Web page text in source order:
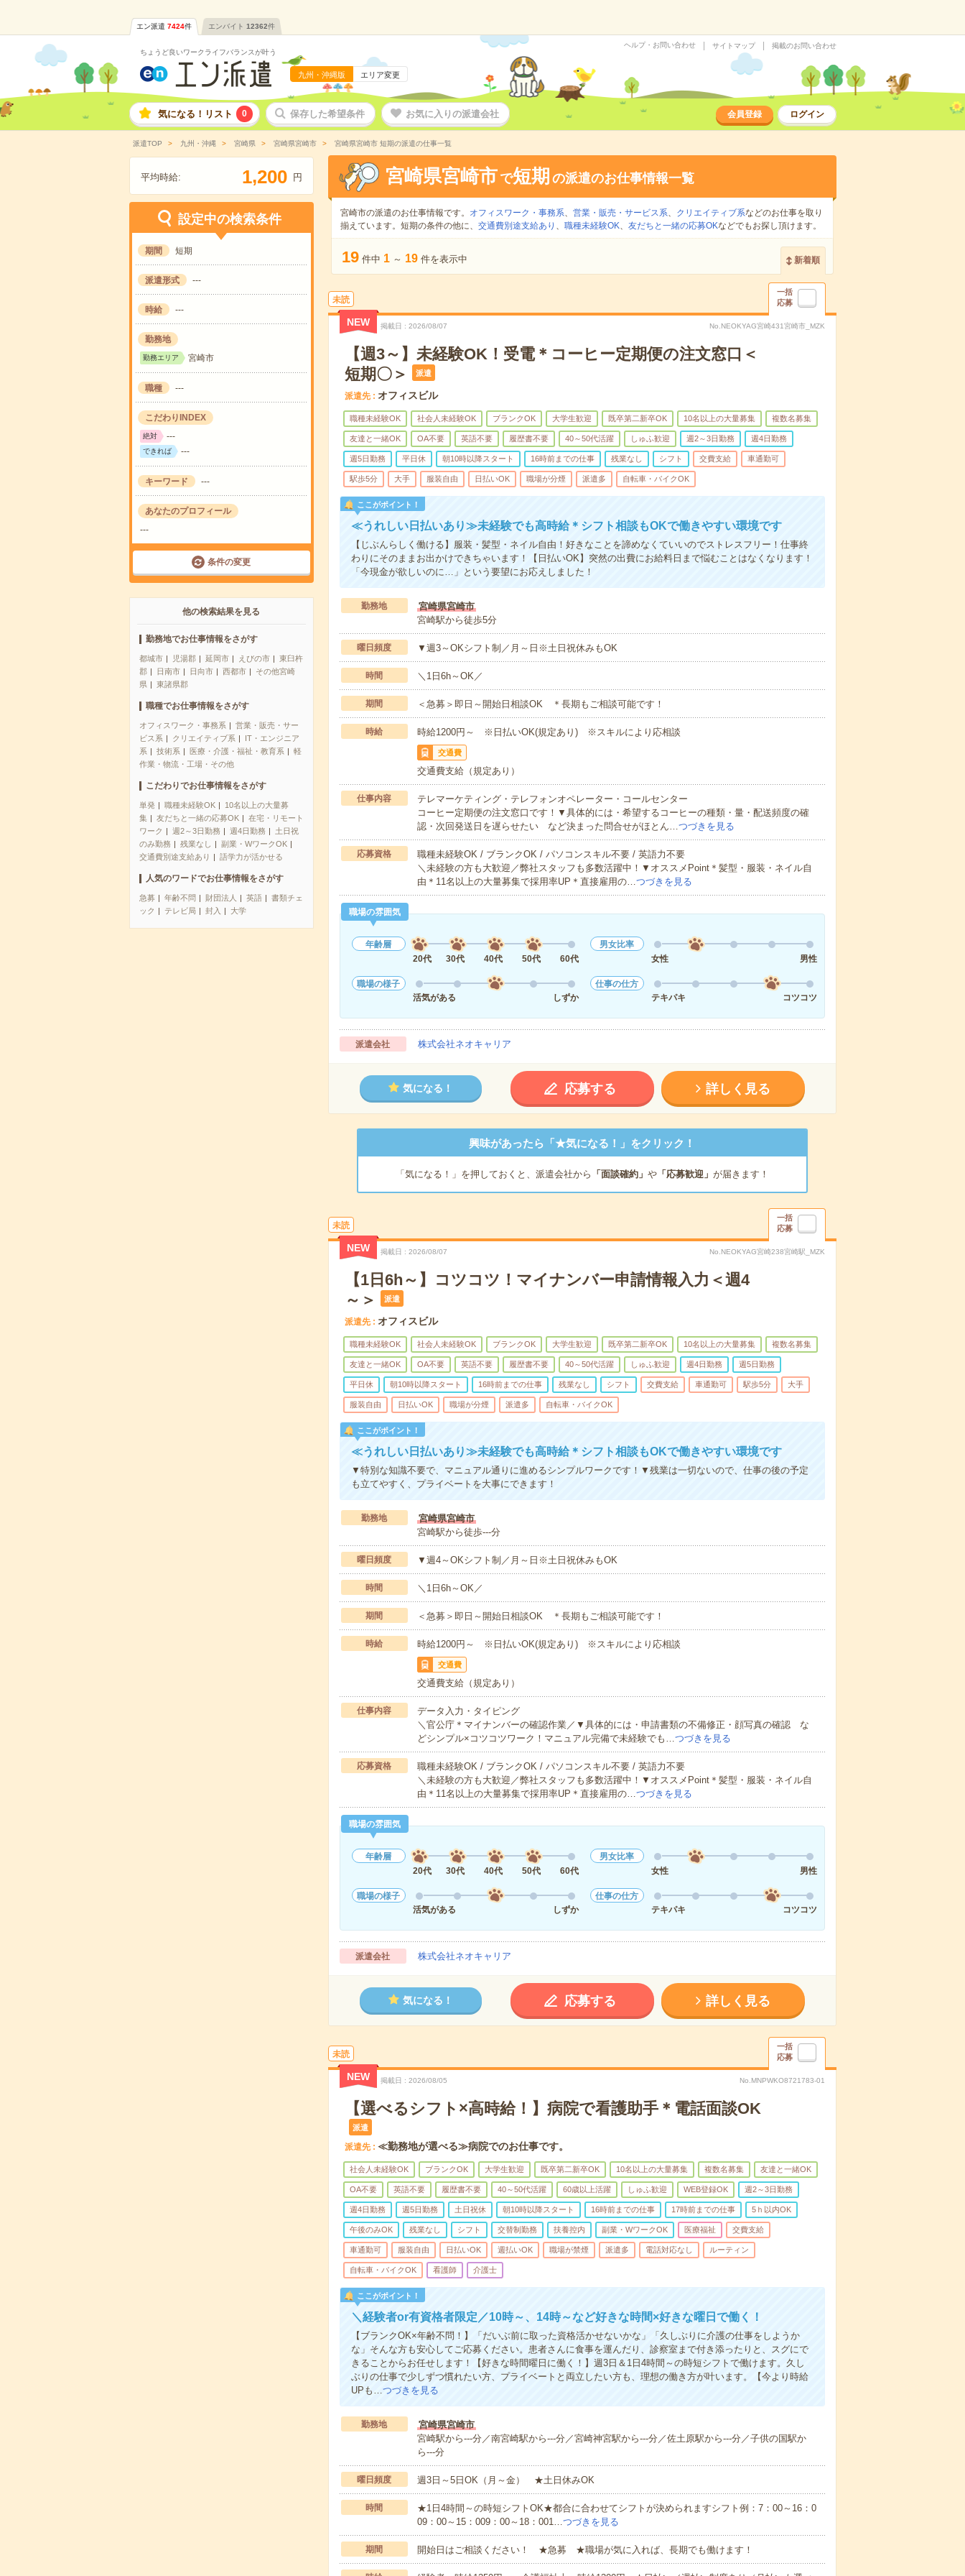
エン派遣 7424件 エンバイト 12362件
ちょうど良いワークライフバランスが叶う
九州・沖縄版 エリア変更
ヘルプ・お問い合わせ サイトマップ 掲載のお問い合わせ
気になる！リスト 0 保存した希望条件 お気に入りの派遣会社 会員登録 ログイン
派遣TOP 九州・沖縄 宮崎県 宮崎県宮崎市 宮崎県宮崎市 短期の派遣の仕事一覧
平均時給: 1,200 円
設定中の検索条件
期間 短期
派遣形式 ---
時給 ---
勤務地
勤務エリア 宮崎市
職種 ---
こだわりINDEX
絶対 ---
できれば ---
キーワード ---
あなたのプロフィール
---
条件の変更
他の検索結果を見る
勤務地でお仕事情報をさがす
都城市 児湯郡 延岡市 えびの市
東臼杵
郡
日南市 日向市 西都市
その他宮崎
県
東諸県郡
職種でお仕事情報をさがす
オフィスワーク・事務系
営業・販売・サー
ビス系
クリエイティブ系
IT・エンジニア
系
技術系 医療・介護・福祉・教育系
軽
作業・物流・工場・その他
こだわりでお仕事情報をさがす
単発 職種未経験OK
10名以上の大量募
集
友だちと一緒の応募OK
在宅・リモート
ワーク
週2～3日勤務 週4日勤務
土日祝
のみ勤務
残業なし
副業・WワークOK
交通費別途支給あり
語学力が活かせる
人気のワードでお仕事情報をさがす
急募 年齢不問 財団法人 英語
書類チェ
ック
テレビ局 封入 大学
宮崎県宮崎市 で短期 の派遣のお仕事情報一覧
宮崎市の派遣のお仕事情報です。 オフィスワーク・事務系、 営業・販売・サービス系、 クリエイティブ系などのお仕事を取り
揃えています。短期の条件の他に、 交通費別途支給あり 、 職種未経験OK、 友だちと一緒の応募OKなどでもお探し頂けます。
19 件中 1 ～ 19 件を表示中 新着順
未読
一括
応募
NEW 掲載日 2026/08/07 No.NEOKYAG宮崎431宮崎市_MZK
【週3～】未経験OK！受電＊コーヒー定期便の注文窓口＜
短期〇＞
派遣
派遣先 オフィスビル
職種未経験OK 社会人未経験OK ブランクOK 大学生歓迎 既卒第二新卒OK 10名以上の大量募集 複数名募集
友達と一緒OK OA不要 英語不要 履歴書不要 40～50代活躍 しゅふ歓迎 週2～3日勤務 週4日勤務
週5日勤務 平日休 朝10時以降スタート 16時前までの仕事 残業なし シフト 交費支給 車通勤可
駅歩5分 大手 服装自由 日払いOK 職場が分煙 派遣多 自転車・バイクOK
ここがポイント！
≪うれしい日払いあり≫未経験でも高時給＊シフト相談もOKで働きやすい環境です
【じぶんらしく働ける】服装・髪型・ネイル自由！好きなことを諦めなくていいのでストレスフリー！仕事終
わりにそのままお出かけできちゃいます！【日払いOK】突然の出費にお給料日まで悩むことはなくなります！
「今現金が欲しいのに…」という要望にお応えしました！
勤務地
宮崎県宮崎市
宮崎駅から徒歩5分
曜日頻度 ▼週3～OKシフト制／月～日※土日祝休みもOK
時間 ＼1日6h～OK／
期間 ＜急募＞即日～開始日相談OK ＊長期もご相談可能です！
時給 時給1200円～ ※日払いOK(規定あり) ※スキルにより応相談
交通費
交通費支給（規定あり）
仕事内容
テレマーケティング・テレフォンオペレーター・コールセンター
コーヒー定期便の注文窓口です！▼具体的には・希望するコーヒーの種類・量・配送頻度の確
認・次回発送日を遅らせたい など決まった問合せがほとん…つづきを見る
応募資格
職種未経験OK / ブランクOK / パソコンスキル不要 / 英語力不要
＼未経験の方も大歓迎／弊社スタッフも多数活躍中！▼オススメPoint＊髪型・服装・ネイル自
由＊11名以上の大量募集で採用率UP＊直接雇用の…つづきを見る
職場の雰囲気
年齢層
20代
30代 40代 50代 60代
男女比率
女性
男性
職場の様子
活気がある
しずか
仕事の仕方
テキパキ
コツコツ
派遣会社 株式会社ネオキャリア
気になる！ 応募する 詳しく見る
興味があったら「★気になる！」をクリック！
「気になる！」を押しておくと、派遣会社から 「面談確約」 や「応募歓迎」 が届きます！
未読
一括
応募
NEW 掲載日 2026/08/07 No.NEOKYAG宮崎238宮崎駅_MZK
【1日6h～】コツコツ！マイナンバー申請情報入力＜週4
～＞
派遣
派遣先 オフィスビル
職種未経験OK 社会人未経験OK ブランクOK 大学生歓迎 既卒第二新卒OK 10名以上の大量募集 複数名募集
友達と一緒OK OA不要 英語不要 履歴書不要 40～50代活躍 しゅふ歓迎 週4日勤務 週5日勤務
平日休 朝10時以降スタート 16時前までの仕事 残業なし シフト 交費支給 車通勤可 駅歩5分 大手
服装自由 日払いOK 職場が分煙 派遣多 自転車・バイクOK
ここがポイント！
≪うれしい日払いあり≫未経験でも高時給＊シフト相談もOKで働きやすい環境です
▼特別な知識不要で、マニュアル通りに進めるシンプルワークです！▼残業は一切ないので、仕事の後の予定
も立てやすく、プライベートを大事にできます！
勤務地
宮崎県宮崎市
宮崎駅から徒歩---分
曜日頻度 ▼週4～OKシフト制／月～日※土日祝休みもOK
時間 ＼1日6h～OK／
期間 ＜急募＞即日～開始日相談OK ＊長期もご相談可能です！
時給 時給1200円～ ※日払いOK(規定あり) ※スキルにより応相談
交通費
交通費支給（規定あり）
仕事内容
データ入力・タイピング
＼官公庁＊マイナンバーの確認作業／▼具体的には・申請書類の不備修正・顔写真の確認 な
どシンプル×コツコツワーク！マニュアル完備で未経験でも…つづきを見る
応募資格
職種未経験OK / ブランクOK / パソコンスキル不要 / 英語力不要
＼未経験の方も大歓迎／弊社スタッフも多数活躍中！▼オススメPoint＊髪型・服装・ネイル自
由＊11名以上の大量募集で採用率UP＊直接雇用の…つづきを見る
職場の雰囲気
年齢層
20代
30代 40代 50代 60代
男女比率
女性
男性
職場の様子
活気がある
しずか
仕事の仕方
テキパキ
コツコツ
派遣会社 株式会社ネオキャリア
気になる！ 応募する 詳しく見る
未読
一括
応募
NEW 掲載日 2026/08/05 No.MNPWKO8721783-01
【選べるシフト×高時給！】病院で看護助手＊電話面談OK
派遣
派遣先 ≪勤務地が選べる≫病院でのお仕事です。
社会人未経験OK ブランクOK 大学生歓迎 既卒第二新卒OK 10名以上の大量募集 複数名募集 友達と一緒OK
OA不要 英語不要 履歴書不要 40～50代活躍 60歳以上活躍 しゅふ歓迎 WEB登録OK 週2～3日勤務
週4日勤務 週5日勤務 土日祝休 朝10時以降スタート 16時前までの仕事 17時前までの仕事 5ｈ以内OK
午後のみOK 残業なし シフト 交替制勤務 扶養控内 副業・WワークOK 医療福祉 交費支給
車通勤可 服装自由 日払いOK 週払いOK 職場が禁煙 派遣多 電話対応なし ルーティン
自転車・バイクOK 看護師 介護士
ここがポイント！
＼経験者or有資格者限定／10時～、14時～など好きな時間×好きな曜日で働く！
【ブランクOK×年齢不問！】「だいぶ前に取った資格活かせないかな」「久しぶりに介護の仕事をしようか
な」そんな方も安心してご応募ください。患者さんに食事を運んだり、診察室まで付き添ったりと、スグにで
きることからお任せします！【好きな時間曜日に働く！】週3日＆1日4時間～の時短シフトで働けます。久し
ぶりの仕事で少しずつ慣れたい方、プライベートと両立したい方も、理想の働き方が叶います。【今より時給
UPも…つづきを見る
勤務地
宮崎県宮崎市
宮崎駅から---分／南宮崎駅から---分／宮崎神宮駅から---分／佐土原駅から---分／子供の国駅か
ら---分
曜日頻度 週3日～5日OK（月～金） ★土日休みOK
時間
★1日4時間～の時短シフトOK★都合に合わせてシフトが決められますシフト例：7：00～16：0
09：00～15：009：00～18：001…つづきを見る
期間 開始日はご相談ください！ ★急募 ★職場が気に入れば、長期でも働けます！